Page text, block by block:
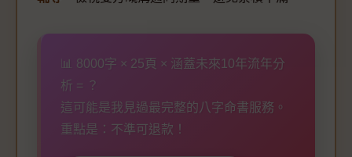
📊 8000字 × 25頁 × 涵蓋未來10年流年分
析 = ？
這可能是我見過最完整的八字命書服務。
重點是：不準可退款！